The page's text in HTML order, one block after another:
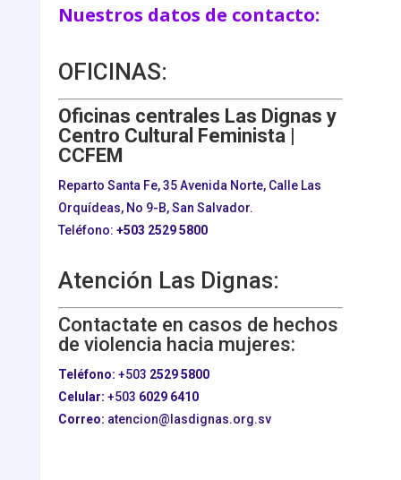
Nuestros datos de contacto:
OFICINAS:
Oficinas centrales Las Dignas y
Centro Cultural Feminista |
CCFEM
Reparto Santa Fe, 35 Avenida Norte, Calle Las
Orquídeas, No 9-B, San Salvador.
Teléfono: +503 2529 5800
Atención Las Dignas:
Contactate en casos de hechos
de violencia hacia mujeres:
Teléfono: +503 2529 5800
Celular: +503 6029 6410
Correo: atencion@lasdignas.org.sv